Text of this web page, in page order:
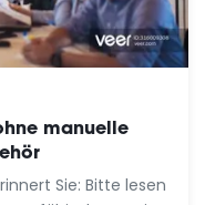
manuelle
Sie: Bitte lesen